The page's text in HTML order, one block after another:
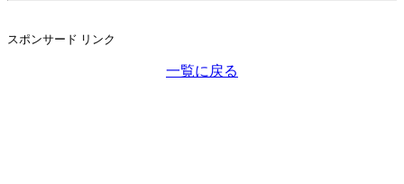
スポンサード リンク
一覧に戻る